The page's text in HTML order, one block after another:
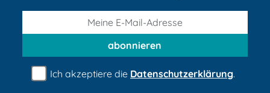
abonnieren
Ich akzeptiere die Datenschutzerklärung.